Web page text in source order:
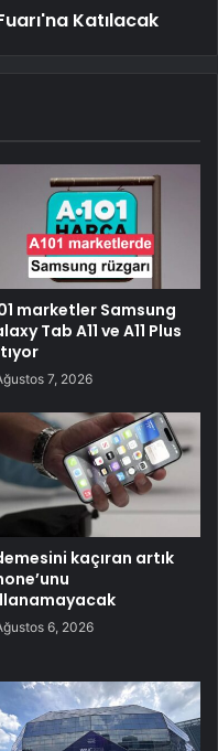
Katılacak
marketler Samsung
Tab A11 ve A11 Plus
7, 2026
kaçıran artık
6, 2026